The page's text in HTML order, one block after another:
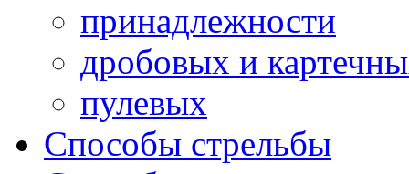
принадлежности
дробовых и
пулевых
Способы стрельбы